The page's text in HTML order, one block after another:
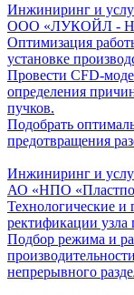
Инжиниринг и
ООО «ЛУКОЙЛ -
Оптимизация
установке
Провести CFD-
определения
пучков.
Подобрать
предотвращения
Инжиниринг и
АО «НПО
Технологические и
ректификации
Подбор режима и
непрерывного